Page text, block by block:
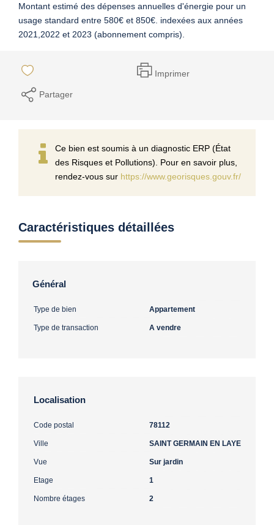
Montant estimé des dépenses annuelles d'énergie pour un
usage standard entre 580€ et 850€. indexées aux années
2021,2022 et 2023 (abonnement compris).
Imprimer
Partager
Ce bien est soumis à un diagnostic ERP (État
des Risques et Pollutions). Pour en savoir plus,
rendez-vous sur https://www.georisques.gouv.fr/
Caractéristiques détaillées
Général
Type de bien Appartement
Type de transaction A vendre
Localisation
Code postal 78112
Ville SAINT GERMAIN EN LAYE
Vue Sur jardin
Etage 1
Nombre étages 2